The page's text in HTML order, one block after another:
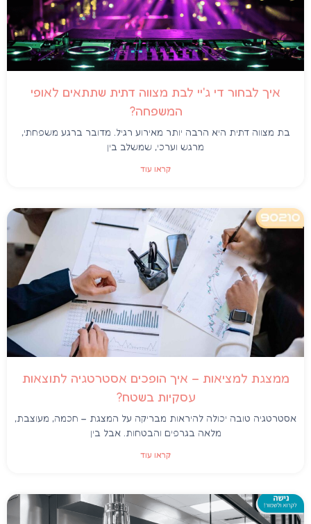
איך לבחור די ג'יי לבת מצווה דתית שתתאים לאופי
המשפחה?
בת מצווה דתית היא הרבה יותר מאירוע רגיל. מדובר ברגע משפחתי,
מרגש וערכי, שמשלב בין
קראו עוד
ממצגת למציאות – איך הופכים אסטרטגיה לתוצאות
עסקיות בשטח?
אסטרטגיה טובה יכולה להיראות מבריקה על המצגת – חכמה, מעוצבת,
מלאה בגרפים והבטחות. אבל בין
קראו עוד